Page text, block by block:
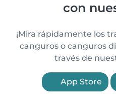
con
¡Mira rápidamente los
canguros o canguros
través de
App Store